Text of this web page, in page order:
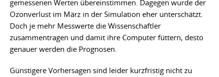
gemessenen Werten übereinstimmen. Dagegen wurde der
Ozonverlust im März in der Simulation eher unterschätzt.
Doch je mehr Messwerte die Wissenschaftler
zusammentragen und damit ihre Computer füttern, desto
genauer werden die Prognosen.
Günstigere Vorhersagen sind leider kurzfristig nicht zu